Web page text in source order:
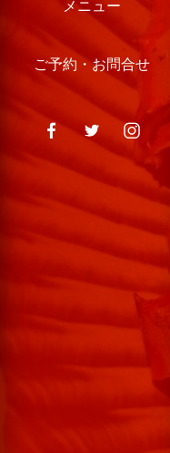
メニュー
ご予約・お問合せ